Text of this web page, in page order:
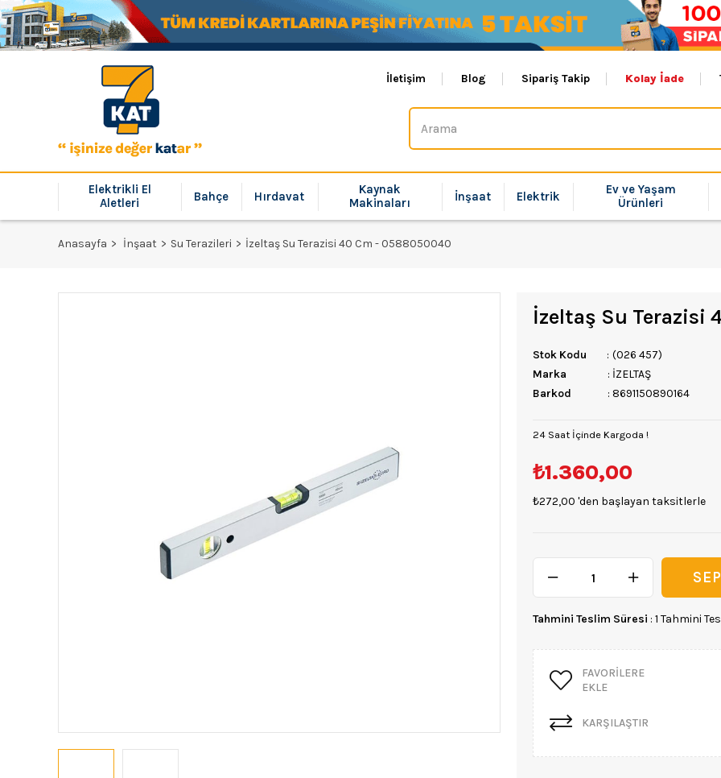
İletişim Blog Sipariş Takip Kolay İade
Elektrikli El
Aletleri
Bahçe Hırdavat
Kaynak
Makinaları
İnşaat Elektrik
Ev ve Yaşam
Ürünleri
Anasayfa İnşaat Su Terazileri İzeltaş Su Terazisi 40 Cm - 0588050040
İzeltaş Su Terazisi
Stok Kodu
(026 457)
Marka
: İZELTAŞ
Barkod
: 8691150890164
24 Saat İçinde Kargoda !
₺1.360,00
₺272,00 'den başlayan taksitlerle
Tahmini Teslim Süresi : 1 Tahmini
FAVORILERE
EKLE
KARŞILAŞTIR